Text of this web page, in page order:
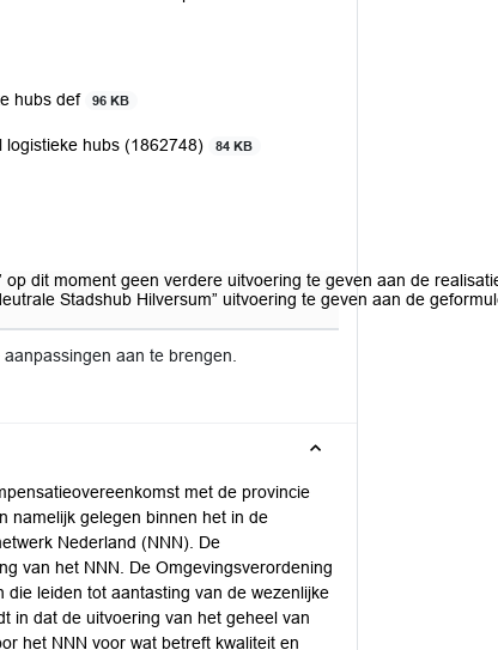
hubs def
96 KB
logistieke hubs (1862748) 84 KB
dit moment geen verdere uitvoering te geven aan de
Stadshub Hilversum” uitvoering te geven aan de
aan te brengen.
met de provincie
namelijk gelegen binnen het in de
Nederland (NNN). De
van het NNN. De Omgevingsverordening
leiden tot aantasting van de wezenlijke
in dat de uitvoering van het geheel van
het NNN voor wat betreft kwaliteit en